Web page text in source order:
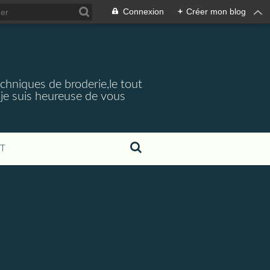
Connexion + Créer mon blog
de broderie,le tout
suis heureuse de vous